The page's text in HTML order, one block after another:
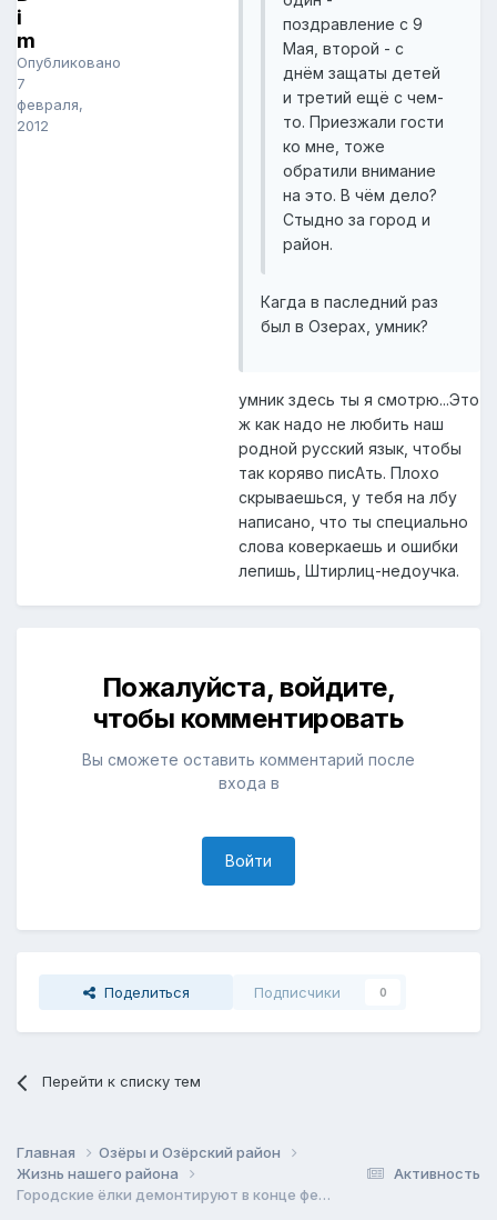
i
m
Опубликовано
7
февраля,
2012
поздравление с 9
Мая, второй - с
днём защаты детей
и третий ещё с чем-
то. Приезжали гости
ко мне, тоже
обратили внимание
на это. В чём дело?
Стыдно за город и
район.
Кагда в паследний раз
был в Озерах, умник?
умник здесь ты я смотрю...Это
ж как надо не любить наш
родной русский язык, чтобы
так коряво писАть. Плохо
скрываешься, у тебя на лбу
написано, что ты специально
слова коверкаешь и ошибки
лепишь, Штирлиц-недоучка.
Пожалуйста, войдите,
чтобы комментировать
Вы сможете оставить комментарий после
входа в
Войти
Поделиться Подписчики 0
Перейти к списку тем
Активность
Главная
Озёры и Озёрский район
Жизнь нашего района
Городские ёлки демонтируют в конце февраля